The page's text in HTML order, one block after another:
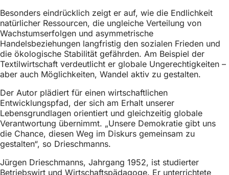
Besonders eindrücklich zeigt er auf, wie die Endlichkeit
natürlicher Ressourcen, die ungleiche Verteilung von
Wachstumserfolgen und asymmetrische
Handelsbeziehungen langfristig den sozialen Frieden und
die ökologische Stabilität gefährden. Am Beispiel der
Textilwirtschaft verdeutlicht er globale Ungerechtigkeiten –
aber auch Möglichkeiten, Wandel aktiv zu gestalten.
Der Autor plädiert für einen wirtschaftlichen
Entwicklungspfad, der sich am Erhalt unserer
Lebensgrundlagen orientiert und gleichzeitig globale
Verantwortung übernimmt. „Unsere Demokratie gibt uns
die Chance, diesen Weg im Diskurs gemeinsam zu
gestalten“, so Drieschmanns.
Jürgen Drieschmanns, Jahrgang 1952, ist studierter
Betriebswirt und Wirtschaftspädagoge. Er unterrichtete